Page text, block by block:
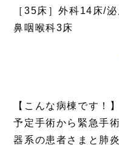
［35床］外科14床/
鼻咽喉科3床
【こんな病棟です！】
予定手術から緊急手
器系の患者さまと肺